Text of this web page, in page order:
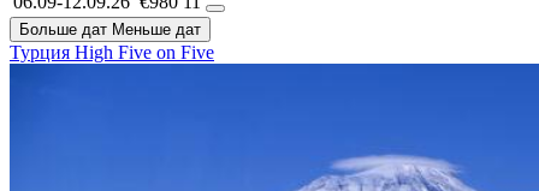
Больше дат Меньше дат
Турция High Five on Five